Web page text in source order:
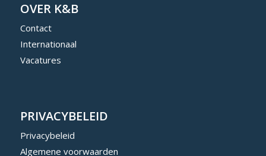
OVER K&B
Contact
Internationaal
Vacatures
PRIVACYBELEID
Privacybeleid
Algemene voorwaarden